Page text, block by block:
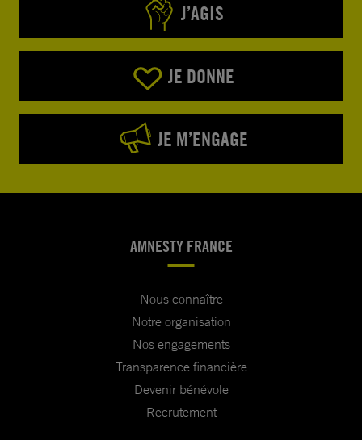
J’AGIS
JE DONNE
JE M’ENGAGE
AMNESTY FRANCE
Nous connaître
Notre organisation
Nos engagements
Transparence financière
Devenir bénévole
Recrutement